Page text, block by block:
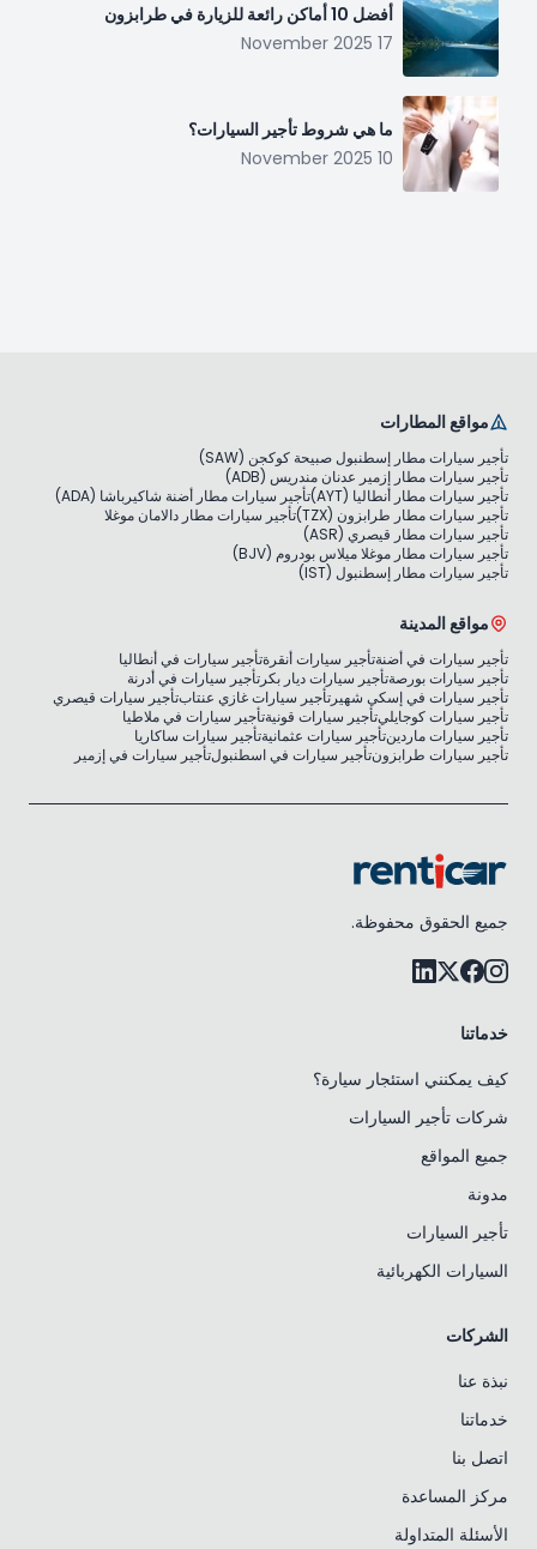
أفضل 10 أماكن رائعة للزيارة في طرابزون
17 November 2025
ما هي شروط تأجير السيارات؟
10 November 2025
مواقع المطارات
تأجير سيارات مطار إسطنبول صبيحة كوكجن (SAW)
تأجير سيارات مطار إزمير عدنان مندريس (ADB)
تأجير سيارات مطار أنطاليا (AYT)
تأجير سيارات مطار أضنة شاكيرباشا (ADA)
تأجير سيارات مطار طرابزون (TZX)
تأجير سيارات مطار دالامان موغلا
تأجير سيارات مطار قيصري (ASR)
تأجير سيارات مطار موغلا ميلاس بودروم (BJV)
تأجير سيارات مطار إسطنبول (IST)
مواقع المدينة
تأجير سيارات في أضنةتأجير سيارات أنقرةتأجير سيارات في أنطاليا
تأجير سيارات بورصةتأجير سيارات ديار بكرتأجير سيارات في أدرنة
تأجير سيارات في إسكي شهيرتأجير سيارات غازي عنتابتأجير سيارات قيصري
تأجير سيارات كوجايليتأجير سيارات قونيةتأجير سيارات في ملاطيا
تأجير سيارات ماردينتأجير سيارات عثمانيةتأجير سيارات ساكاريا
تأجير سيارات طرابزونتأجير سيارات في اسطنبولتأجير سيارات في إزمير
جميع الحقوق محفوظة.
خدماتنا
كيف يمكنني استئجار سيارة؟
شركات تأجير السيارات
جميع المواقع
مدونة
تأجير السيارات
السيارات الكهربائية
الشركات
نبذة عنا
خدماتنا
اتصل بنا
مركز المساعدة
الأسئلة المتداولة